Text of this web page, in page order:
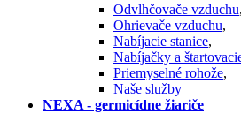
Odvlhčovače vzduchu,
Ohrievače vzduchu,
Nabíjacie stanice,
Nabíjačky a
Priemyselné rohože,
Naše služby
NEXA - germicídne žiariče